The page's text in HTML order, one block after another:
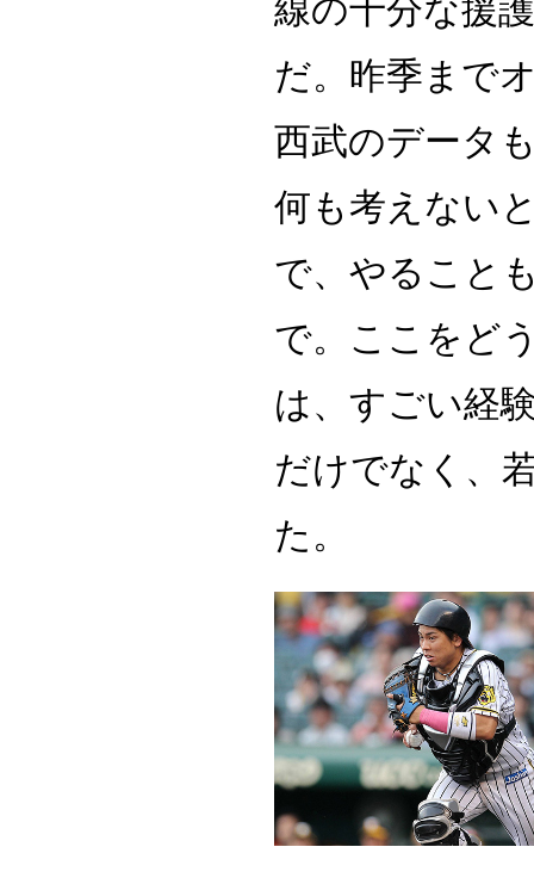
線の十分な援
だ。昨季まで
西武のデータ
何も考えない
で、やること
で。ここをど
は、すごい経
だけでなく、
た。